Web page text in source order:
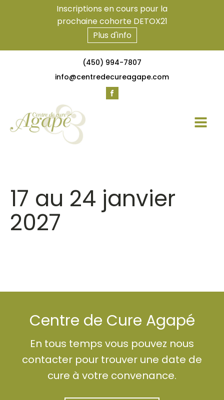
Inscriptions en cours pour la
prochaine cohorte DETOX21
Plus d'info
(450) 994-7807
info@centredecureagape.com
17 au 24 janvier
2027
Centre de Cure Agapé
En tous temps vous pouvez nous
contacter pour trouver une date de
cure à votre convenance.